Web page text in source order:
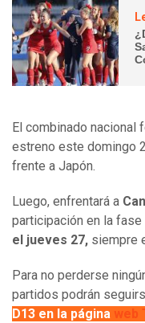
El combinado nacional
estreno este domingo
frente a Japón.
Luego, enfrentará a
participación en la
el jueves 27, siempre
Para no perderse
partidos podrán
D13 en la página web